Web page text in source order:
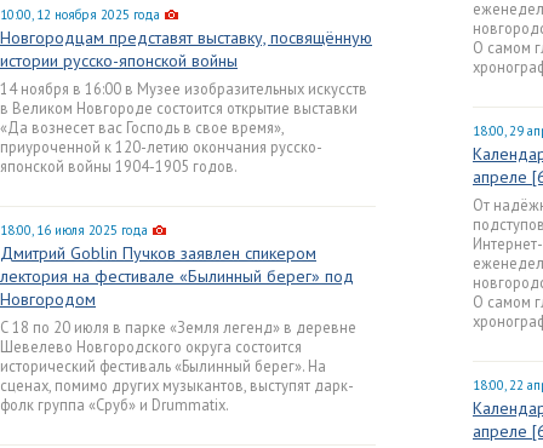
10:00, 12 ноября 2025 года
Новгородцам представят выставку, посвящённую
истории русско-японской войны
14 ноября в 16:00 в Музее изобразительных искусств
в Великом Новгороде состоится открытие выставки
«Да вознесет вас Господь в свое время»,
приуроченной к 120-летию окончания русско-
японской войны 1904-1905 годов.
18:00, 16 июля 2025 года
Дмитрий Goblin Пучков заявлен спикером
лектория на фестивале «Былинный берег» под
Новгородом
С 18 по 20 июля в парке «Земля легенд» в деревне
Шевелево Новгородского округа состоится
исторический фестиваль «Былинный берег». На
сценах, помимо других музыкантов, выступят дарк-
фолк группа «Сруб» и Drummatix.
О самом
18:00, 29
апреле
От
О самом
18:00, 22
апреле